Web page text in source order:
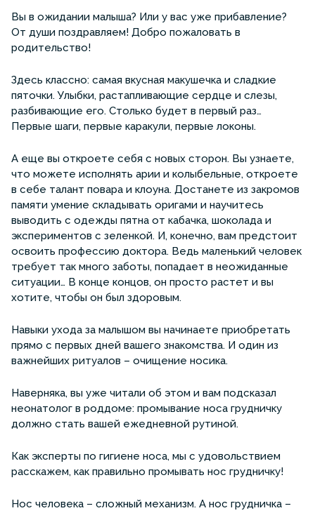
Вы в ожидании малыша? Или у вас уже прибавление?
От души поздравляем! Добро пожаловать в
родительство!
Здесь классно: самая вкусная макушечка и сладкие
пяточки. Улыбки, растапливающие сердце и слезы,
разбивающие его. Столько будет в первый раз…
Первые шаги, первые каракули, первые локоны.
А еще вы откроете себя с новых сторон. Вы узнаете,
что можете исполнять арии и колыбельные, откроете
в себе талант повара и клоуна. Достанете из закромов
памяти умение складывать оригами и научитесь
выводить с одежды пятна от кабачка, шоколада и
экспериментов с зеленкой. И, конечно, вам предстоит
освоить профессию доктора. Ведь маленький человек
требует так много заботы, попадает в неожиданные
ситуации… В конце концов, он просто растет и вы
хотите, чтобы он был здоровым.
Навыки ухода за малышом вы начинаете приобретать
прямо с первых дней вашего знакомства. И один из
важнейших ритуалов – очищение носика.
Наверняка, вы уже читали об этом и вам подсказал
неонатолог в роддоме: промывание носа грудничку
должно стать вашей ежедневной рутиной.
Как эксперты по гигиене носа, мы с удовольствием
расскажем, как правильно промывать нос грудничку!
Нос человека – сложный механизм. А нос грудничка –